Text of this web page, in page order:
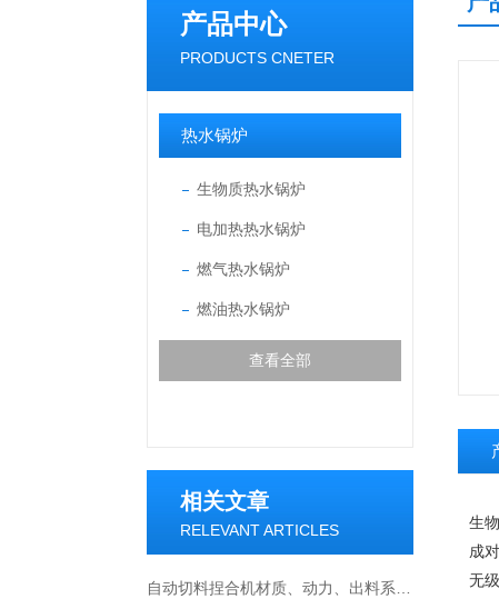
产品中心
PRODUCTS CNETER
热水锅炉
生物质热水锅炉
电加热热水锅炉
燃气热水锅炉
燃油热水锅炉
查看全部
相关文章
RELEVANT ARTICLES
生
成
无